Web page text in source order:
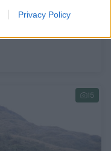
Privacy Policy
15